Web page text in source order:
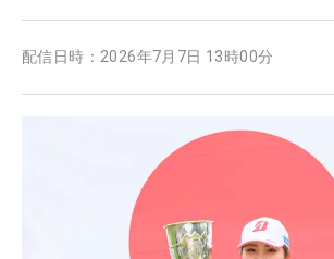
配信日時： 2026年7月7日 13時00分